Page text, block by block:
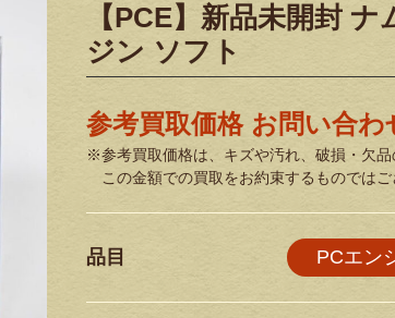
【PCE】新品未開封
ジン ソフト
参考買取価格 お問い合
※参考買取価格は、キズや汚れ、破損・欠品
この金額での買取をお約束するものでは
品目 PCエン